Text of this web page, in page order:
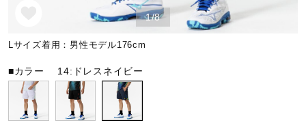
バレーボール
テニス／ソフトテニス
1/8
Lサイズ着用：男性モデル176cm
■カラー 14:ドレスネイビー